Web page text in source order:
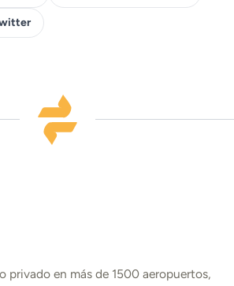
privado en más de 1500 aeropuertos,